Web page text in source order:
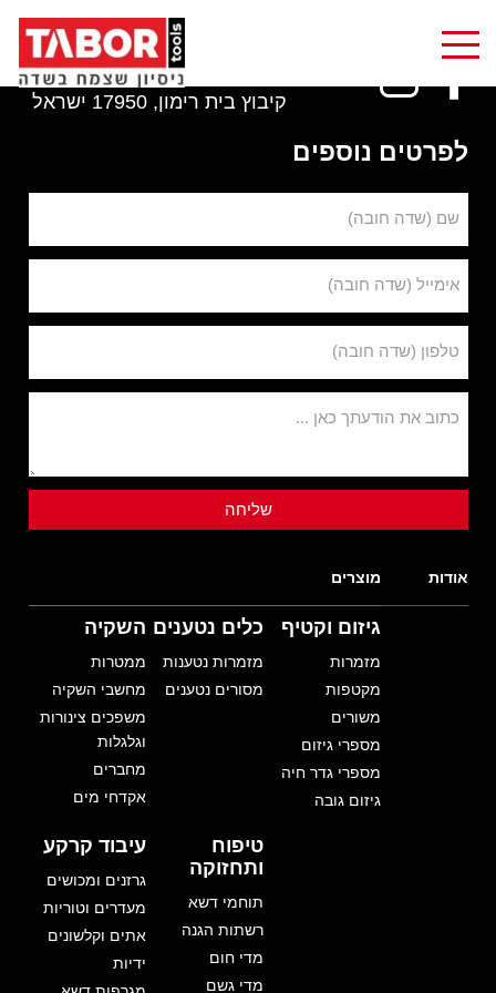
1-800-801-123
info@tabortools.com
קיבוץ בית רימון, 17950 ישראל
לפרטים נוספים
שם (שדה חובה)
אימייל (שדה חובה)
טלפון (שדה חובה)
כתוב את הודעתך כאן ...
אודות מוצרים
גיזום וקטיף
מזמרות
מקטפות
משורים
מספרי גיזום
מספרי גדר חיה
גיזום גובה
כלים נטענים
מזמרות נטענות
מסורים נטענים
השקיה
ממטרות
מחשבי השקיה
משפכים צינורות
וגלגלות
מחברים
אקדחי מים
טיפוח
ותחזוקה
תוחמי דשא
רשתות הגנה
מדי חום
מדי גשם
עיבוד קרקע
גרזנים ומכושים
מעדרים וטוריות
אתים וקלשונים
ידיות